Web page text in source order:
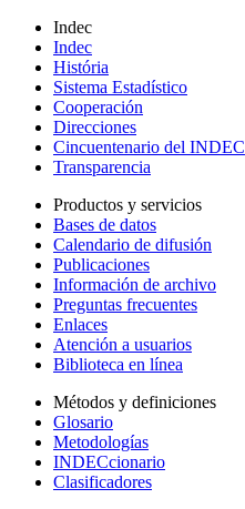
Indec
Indec
História
Sistema Estadístico
Cooperación
Direcciones
Cincuentenario del INDEC
Transparencia
Productos y servicios
Bases de datos
Calendario de difusión
Publicaciones
Información de archivo
Preguntas frecuentes
Enlaces
Atención a usuarios
Biblioteca en línea
Métodos y definiciones
Glosario
Metodologías
INDECcionario
Clasificadores